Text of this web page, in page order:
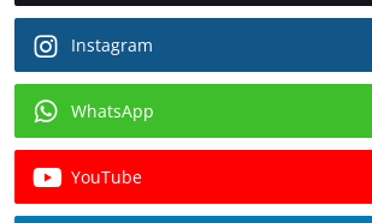
SON DAKİKA
Asayiş
Köşe Yazısı
Dernek
Instagram
WhatsApp
YouTube